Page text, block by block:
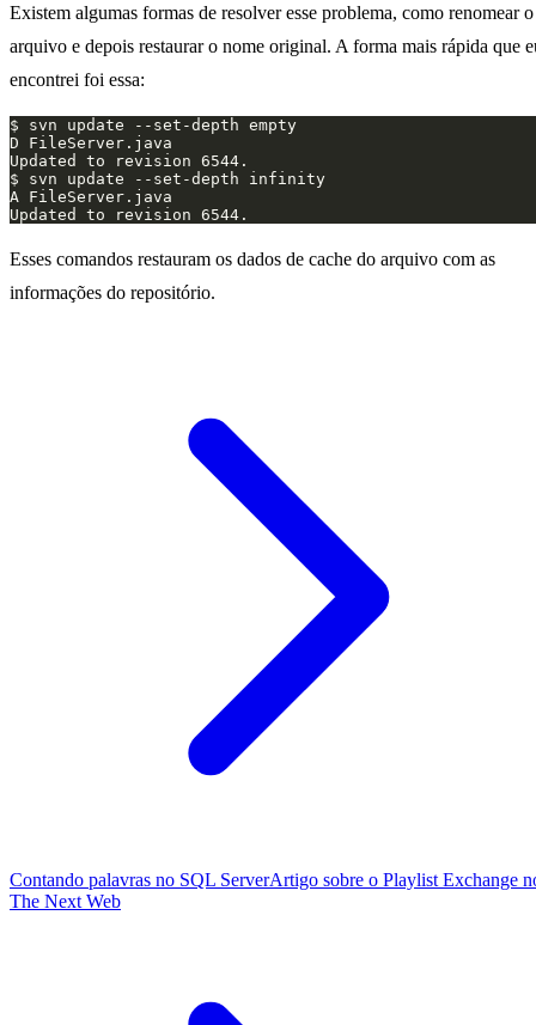
Existem algumas formas de resolver esse problema, como renomear o
arquivo e depois restaurar o nome original. A forma mais rápida que
encontrei foi essa:
Updated to revision 6544.
Esses comandos restauram os dados de cache do arquivo com as
informações do repositório.
Contando palavras no SQL ServerArtigo sobre o Playlist Exchange
The Next Web